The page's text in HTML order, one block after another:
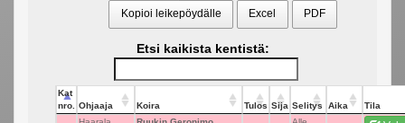
Kopioi leikepöydälle Excel PDF
Etsi kaikista kentistä:
Kat
nro.
Ohjaaja Koira Tulos Sija Selitys Aika
Tila